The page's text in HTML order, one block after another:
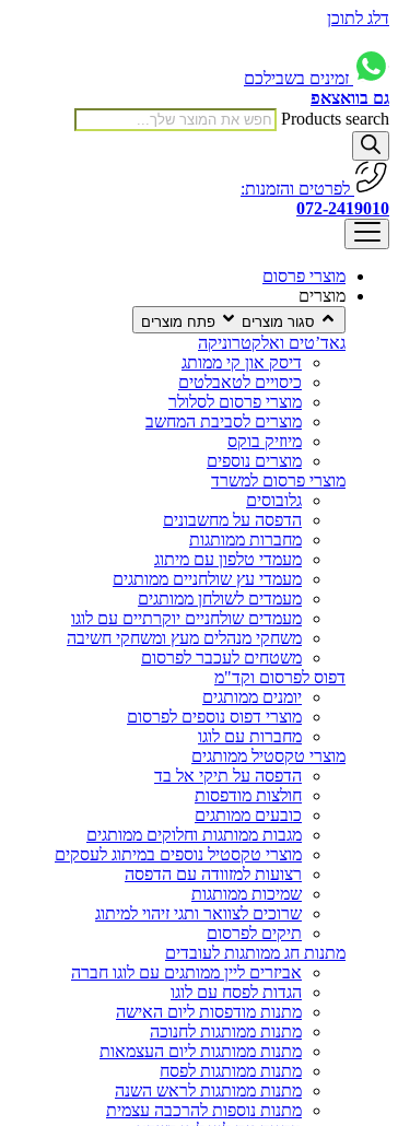
דלג לתוכן
זמינים בשבילכם
גם בוואצאפ
Products search
לפרטים והזמנות:
072-2419010
מוצרי פרסום
מוצרים
סגור מוצרים פתח מוצרים
גאד’טים ואלקטרוניקה
דיסק און קי ממותג
כיסויים לטאבלטים
מוצרי פרסום לסלולר
מוצרים לסביבת המחשב
מיוזיק בוקס
מוצרים נוספים
מוצרי פרסום למשרד
גלובוסים
הדפסה על מחשבונים
מחברות ממותגות
מעמדי טלפון עם מיתוג
מעמדי עץ שולחניים ממותגים
מעמדים לשולחן ממותגים
מעמדים שולחניים יוקרתיים עם לוגו
משחקי מנהלים מעץ ומשחקי חשיבה
משטחים לעכבר לפרסום
דפוס לפרסום וקד"מ
יומנים ממותגים
מוצרי דפוס נוספים לפרסום
מחברות עם לוגו
מוצרי טקסטיל ממותגים
הדפסה על תיקי אל בד
חולצות מודפסות
כובעים ממותגים
מגבות ממותגות וחלוקים ממותגים
מוצרי טקסטיל נוספים במיתוג לעסקים
רצועות למזוודה עם הדפסה
שמיכות ממותגות
שרוכים לצוואר ותגי זיהוי למיתוג
תיקים לפרסום
מתנות חג ממותגות לעובדים
אביזרים ליין ממותגים עם לוגו חברה
הגדות לפסח עם לוגו
מתנות מודפסות ליום האישה
מתנות ממותגות לחנוכה
מתנות ממותגות ליום העצמאות
מתנות ממותגות לפסח
מתנות ממותגות לראש השנה
מתנות נוספות להרכבה עצמית